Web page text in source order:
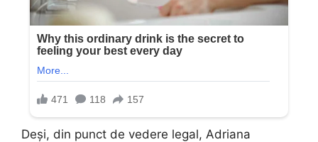
Deși, din punct de vedere legal, Adriana